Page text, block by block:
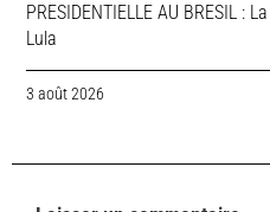
PRESIDENTIELLE AU BRESIL :
Lula
3 août 2026